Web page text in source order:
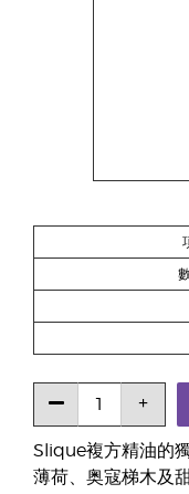
Slique複方精油的
薄荷、奥寇梯木及